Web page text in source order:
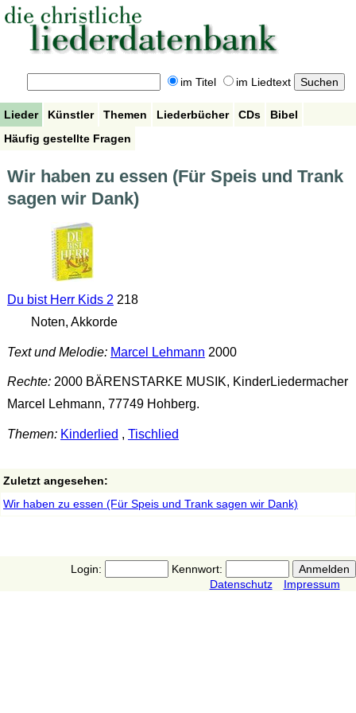
im Titel im Liedtext
Lieder Künstler Themen Liederbücher CDs
Bibel
Häufig gestellte Fragen
Wir haben zu essen (Für Speis und Trank
sagen wir Dank)
Du bist Herr Kids 2 218
Noten, Akkorde
Text und Melodie: Marcel Lehmann 2000
Rechte:2000 BÄRENSTARKE MUSIK, KinderLiedermacher
Marcel Lehmann, 77749 Hohberg.
Themen: Kinderlied , Tischlied
Zuletzt angesehen:
Wir haben zu essen (Für Speis und Trank sagen wir Dank)
Login:
Kennwort:
Datenschutz
Impressum